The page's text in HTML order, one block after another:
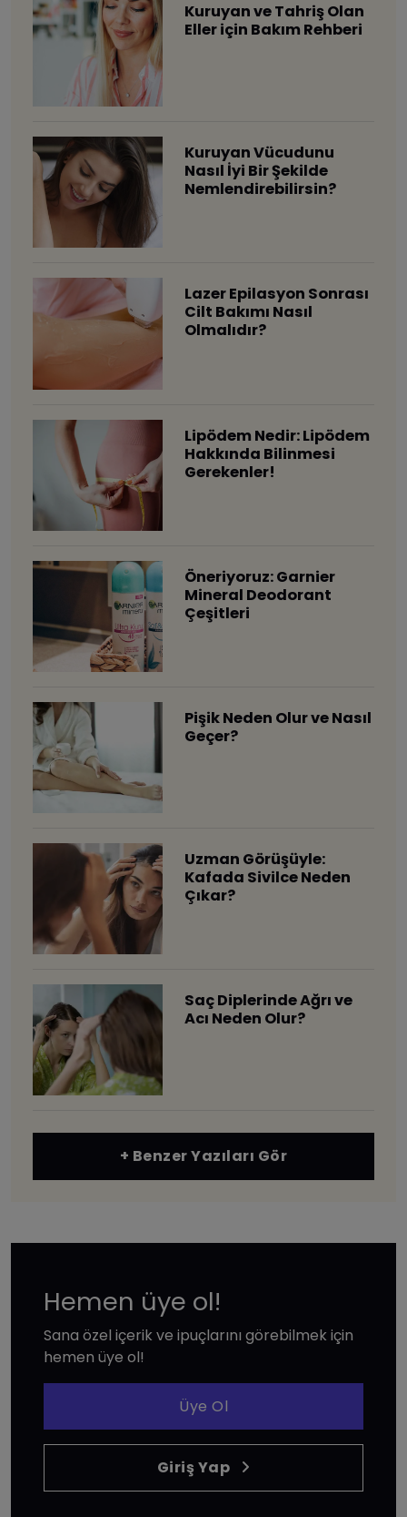
Kuruyan ve Tahriş Olan
Eller için Bakım Rehberi
Kuruyan Vücudunu
Nasıl İyi Bir Şekilde
Nemlendirebilirsin?
Lazer Epilasyon Sonrası
Cilt Bakımı Nasıl
Olmalıdır?
Lipödem Nedir: Lipödem
Hakkında Bilinmesi
Gerekenler!
Öneriyoruz: Garnier
Mineral Deodorant
Çeşitleri
Pişik Neden Olur ve Nasıl
Geçer?
Uzman Görüşüyle:
Kafada Sivilce Neden
Çıkar?
Saç Diplerinde Ağrı ve
Acı Neden Olur?
+ Benzer Yazıları Gör
Hemen üye ol!
Sana özel içerik ve ipuçlarını görebilmek için
hemen üye ol!
Üye Ol
Giriş Yap